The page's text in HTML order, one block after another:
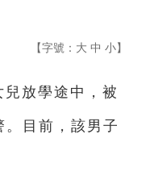
【字號： 大 中 小】
放學途中，被
目前，該男子